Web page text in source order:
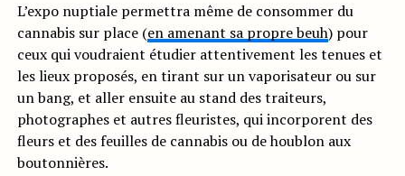
L’expo nuptiale permettra même de consommer du
cannabis sur place (en amenant sa propre beuh) pour
ceux qui voudraient étudier attentivement les tenues et
les lieux proposés, en tirant sur un vaporisateur ou sur
un bang, et aller ensuite au stand des traiteurs,
photographes et autres fleuristes, qui incorporent des
fleurs et des feuilles de cannabis ou de houblon aux
boutonnières.